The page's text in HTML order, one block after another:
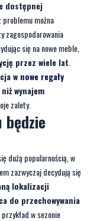
się na nowe meble,
przez wiele lat
wnowe regały
wynajem
zalety.
będzie
popularnością, w
zazwyczaj decydują się
lokalizacji
do przechowywania
przykład w sezonie
które wolą nie
działalności.
, jeśli zmieni się